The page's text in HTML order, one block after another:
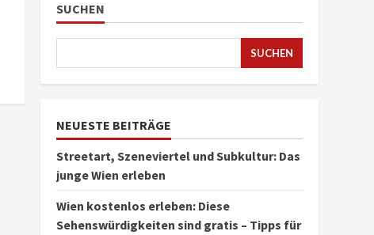
SUCHEN
SUCHEN
NEUESTE BEITRÄGE
Streetart, Szeneviertel und Subkultur: Das
junge Wien erleben
Wien kostenlos erleben: Diese
Sehenswürdigkeiten sind gratis – Tipps für